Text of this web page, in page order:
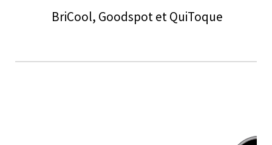
BriCool, Goodspot et QuiToque